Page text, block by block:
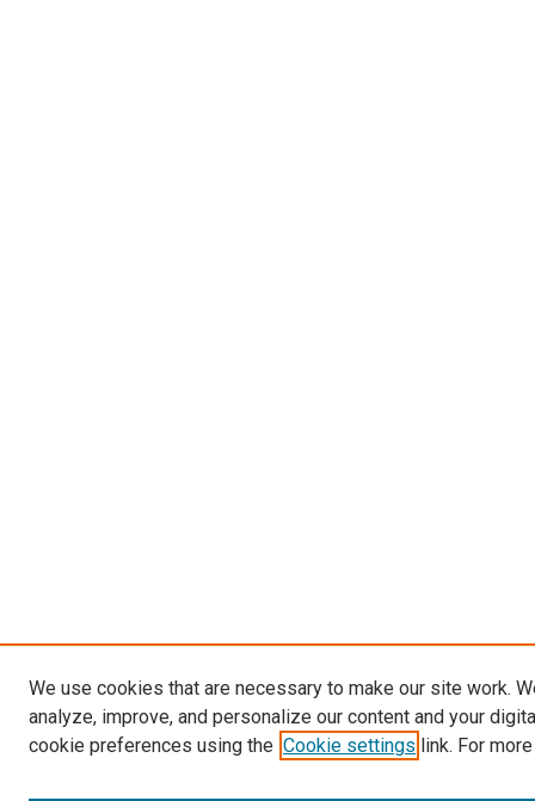
We use cookies that are necessary to make our site work.
analyze, improve, and personalize our content and your
cookie preferences using the Cookie settings link. For